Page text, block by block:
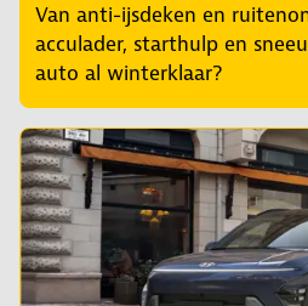
Van anti-ijsdeken en
acculader, starthulp en
auto al winterklaar?